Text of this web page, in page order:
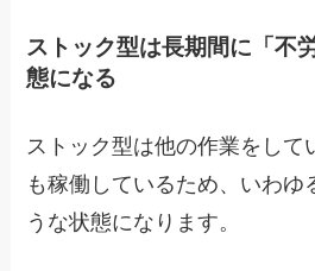
ストック型は長期間に「不
態になる
ストック型は他の作業をして
も稼働しているため、 いわゆ
うな状態になります。